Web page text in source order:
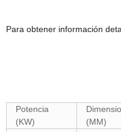
Para obtener información
Potencia
(KW)
(MM)